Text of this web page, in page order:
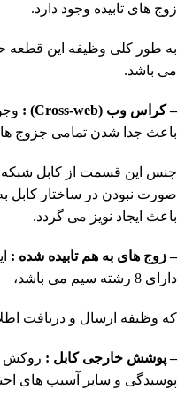
زوج های تابیده وجود دارد.
به طور کلی وظیفه این قطعه
می باشد.
– کراس وب (Cross-web) :
باعث جدا شدن تمامی جزوج
جنس این قسمت از کابل شبکه
صورت نبودن در ساختار کابل به
باعث ایجاد نویز می گردد.
– زوج های به هم تابیده شده :
دارای 8 رشته سیم می باشد،
که وظیفه ارسال و دریافت
– پوشش خارجی کابل : ر وکش
پوسیدگی و سایر آسیب های